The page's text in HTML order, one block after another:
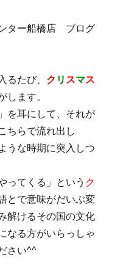
ター船橋店 ブログ
るたび、 ク リ スマス
します。
を耳にして、それが
ちらで流れ出し
な時期に突入しつ
ってくる」という ク
とで意味がだいぶ変
解けるその国の文化
なる方がいらっしゃ
さい^^